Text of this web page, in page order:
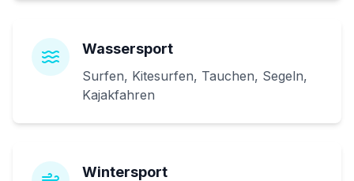
Wassersport
Surfen, Kitesurfen, Tauchen, Segeln,
Kajakfahren
Wintersport